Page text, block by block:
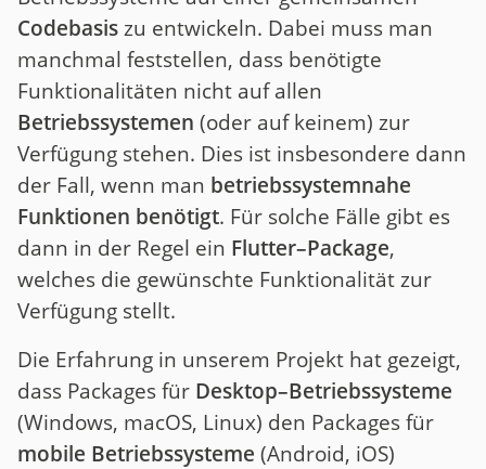
Codebasiszu entwickeln. Dabei muss man
manchmal feststellen, dass benötigte
Funktionalitäten nicht auf allen
Betriebssystemen (oder auf keinem) zur
Verfügung stehen. Dies ist insbesondere dann
der Fall, wenn man betriebssystemnahe
Funktionen benötigt. Für solche Fälle gibt es
dann in der Regel ein Flutter–Package,
welches die gewünschte Funktionalität zur
Verfügung stellt.
Die Erfahrung in unserem Projekt hat gezeigt,
dass Packages für Desktop–Betriebssysteme
(Windows, macOS, Linux) den Packages für
mobile Betriebssysteme (Android, iOS)